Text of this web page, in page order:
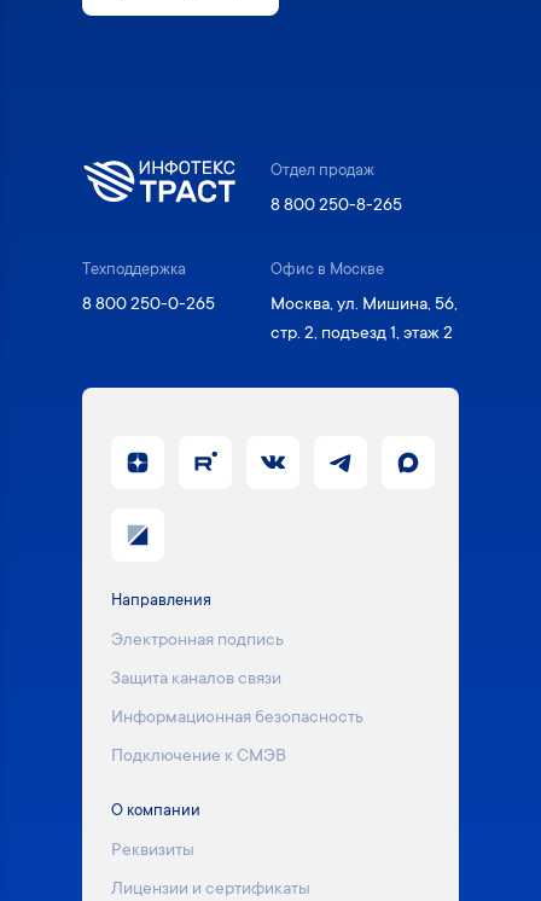
Отдел продаж
8 800 250-8-265
Техподдержка
8 800 250-0-265
Офис в Москве
Москва, ул. Мишина, 56,
стр. 2, подъезд 1, этаж 2
Направления
Электронная подпись
Защита каналов связи
Информационная безопасность
Подключение к СМЭВ
О компании
Реквизиты
Лицензии и сертификаты